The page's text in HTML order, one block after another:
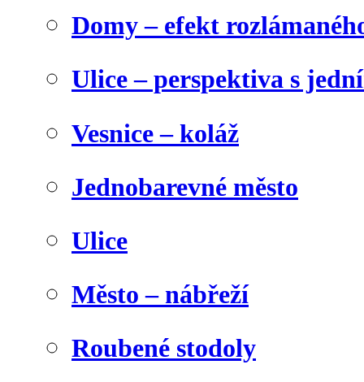
Domy – efekt
Ulice – perspektiva s
Vesnice – koláž
Jednobarevné město
Ulice
Město – nábřeží
Roubené stodoly